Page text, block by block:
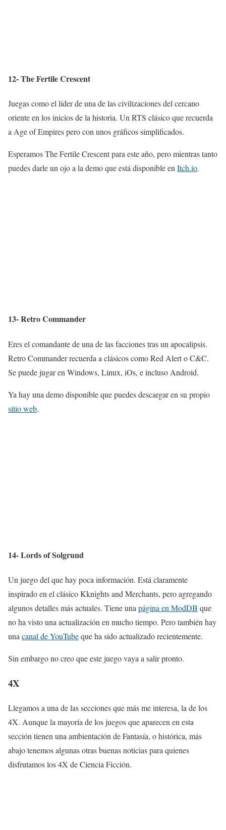
12- The Fertile Crescent
Juegas como el líder de una de las civilizaciones del cercano
oriente en los inicios de la historia. Un RTS clásico que recuerda
a Age of Empires pero con unos gráficos simplificados.
Esperamos The Fertile Crescent para este año, pero mientras tanto
puedes darle un ojo a la demo que está disponible en Itch.io.
13- Retro Commander
Eres el comandante de una de las facciones tras un apocalipsis.
Retro Commander recuerda a clásicos como Red Alert o C&C.
Se puede jugar en Windows, Linux, iOs, e incluso Android.
Ya hay una demo disponible que puedes descargar en su propio
sitio web.
14- Lords of Solgrund
Un juego del que hay poca información. Está claramente
inspirado en el clásico Kknights and Merchants, pero agregando
algunos detalles más actuales. Tiene una página en ModDB que
no ha visto una actualización en mucho tiempo. Pero también hay
una canal de YouTubeque ha sido actualizado recientemente.
Sin embargo no creo que este juego vaya a salir pronto.
4X
Llegamos a una de las secciones que más me interesa, la de los
4X. Aunque la mayoría de los juegos que aparecen en esta
sección tienen una ambientación de Fantasía, o histórica, más
abajo tenemos algunas otras buenas noticias para quienes
disfrutamos los 4X de Ciencia Ficción.